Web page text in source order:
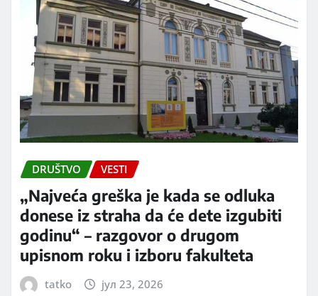
DRUŠTVO VESTI
„Najveća greška je kada se odluka
donese iz straha da će dete izgubiti
godinu“ – razgovor o drugom
upisnom roku i izboru fakulteta
tatko јул 23, 2026